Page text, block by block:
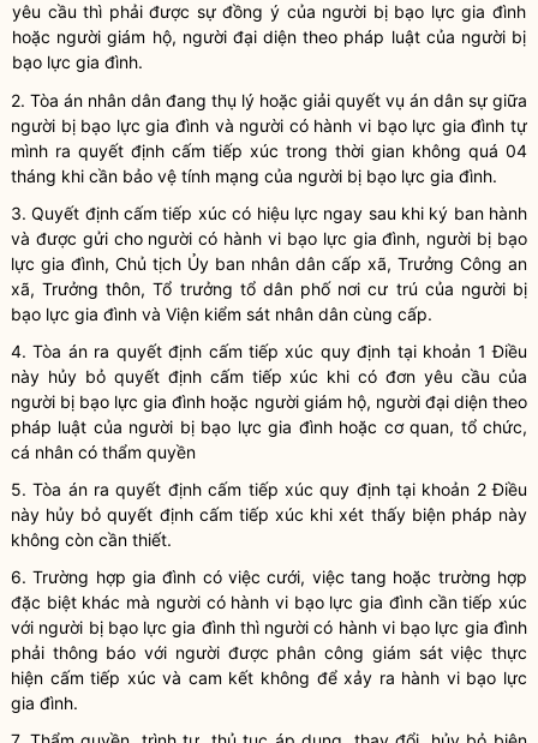
yêu cầu thì phải được sự đồng ý của người bị bạo lực gia đình
hoặc người giám hộ, người đại diện theo pháp luậtcủa người bị
bạo lực gia đình.
2. Tòa án nhân dân đang thụ lý hoặc giải quyết vụ án dân sự giữa
người bị bạo lực gia đình và người có hành vi bạo lực gia đình tự
mình ra quyết định cấm tiếp xúc trong thời gian không quá 04
tháng khi cần bảo vệ tính mạng của người bị bạo lực gia đình.
3. Quyết địnhcấm tiếp xúc có hiệu lực ngay sau khi ký ban hành
và được gửi cho người có hành vi bạo lực gia đình, người bị bạo
lực gia đình, Chủ tịch Ủy ban nhân dân cấp xã, Trưởng Công an
xã, Trưởng thôn, Tổ trưởng tổ dân phố nơi cư trú của người bị
bạo lực gia đình và Viện kiểm sát nhân dân cùng cấp.
4. Tòa án ra quyết định cấm tiếp xúc quy định tại khoản 1 Điều
này hủy bỏ quyết định cấm tiếp xúc khi có đơn yêu cầu của
người bị bạo lực gia đình hoặc người giám hộ, người đại diện theo
pháp luật của người bị bạo lực gia đìnhhoặc cơ quan, tổ chức,
cá nhân có thẩm quyền
5. Tòa án ra quyết địnhcấm tiếp xúc quy định tại khoản 2 Điều
này hủy bỏ quyết định cấm tiếp xúc khi xét thấy biện pháp này
không còn cần thiết.
6. Trường hợp gia đình có việc cưới, việc tang hoặc trường hợp
đặc biệt khác mà người có hành vi bạo lực gia đìnhcần tiếp xúc
với người bị bạo lực gia đình thì người có hành vi bạo lực gia đình
phải thông báo với người được phân công giám sát việc thực
hiện cấm tiếp xúc và cam kết không để xảy ra hành vi bạo lực
gia đình.